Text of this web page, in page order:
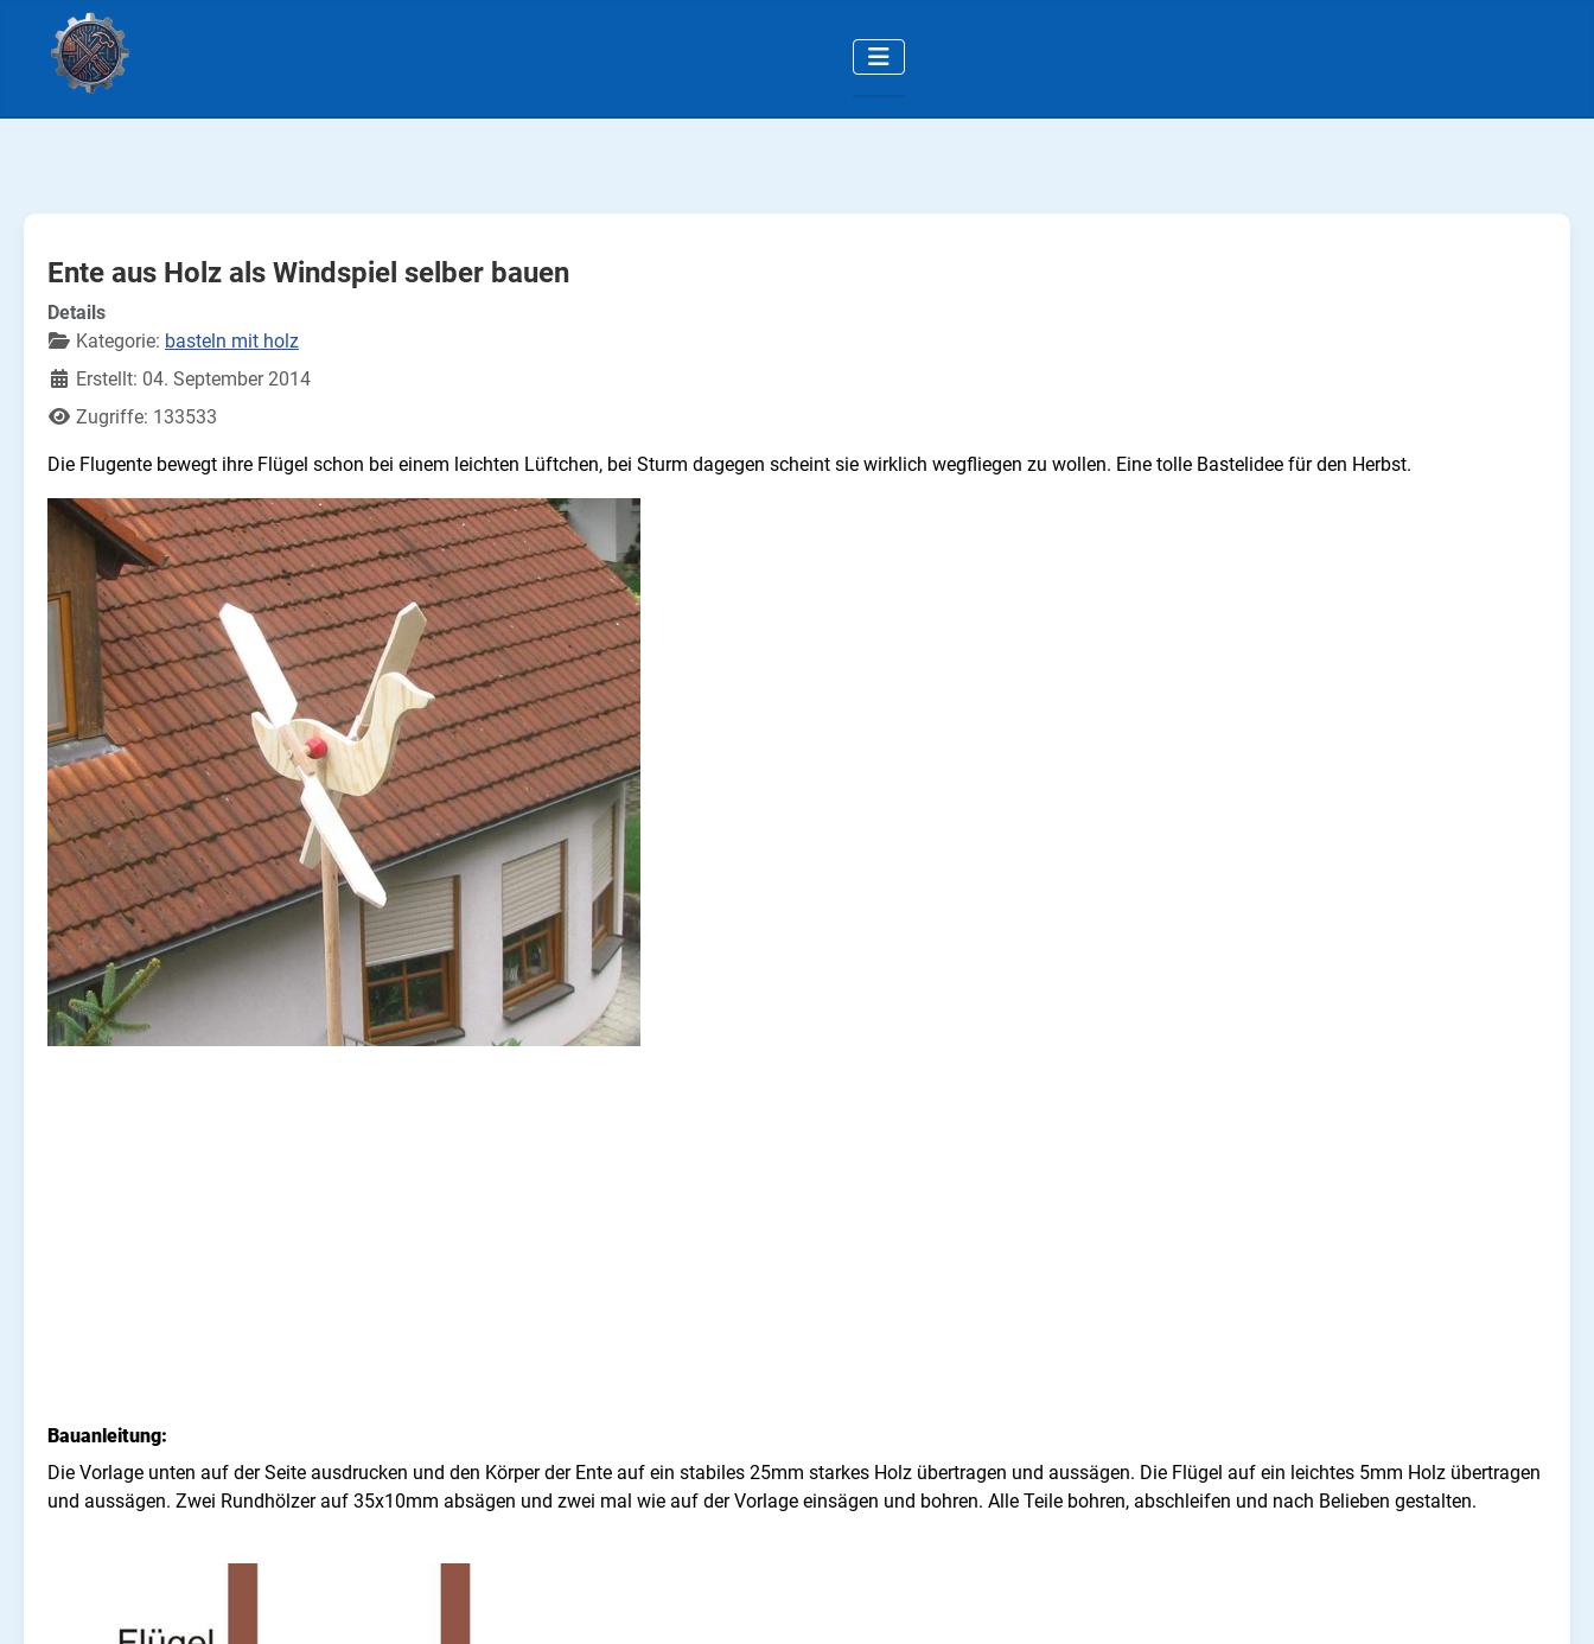
Ente aus Holz als Windspiel selber bauen
Details
Kategorie: basteln mit holz
Erstellt: 04. September 2014
Zugriffe: 133533
Die Flugente bewegt ihre Flügel schon bei einem leichten Lüftchen, bei Sturm dagegen scheint sie wirklich wegfliegen zu wollen. Eine tolle Bastelidee für den Herbst.
Bauanleitung:
Die Vorlage unten auf der Seite ausdrucken und den Körper der Ente auf ein stabiles 25mm starkes Holz übertragen und aussägen. Die Flügel auf ein leichtes 5mm Holz übertragen
und aussägen. Zwei Rundhölzer auf 35x10mm absägen und zwei mal wie auf der Vorlage einsägen und bohren. Alle Teile bohren, abschleifen und nach Belieben gestalten.